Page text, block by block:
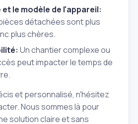
et le modèle de l'appareil:
détachées sont plus
plus chères.
Un chantier complexe ou
peut impacter le temps de
et personnalisé, n'hésitez
Nous sommes là pour
solution claire et sans